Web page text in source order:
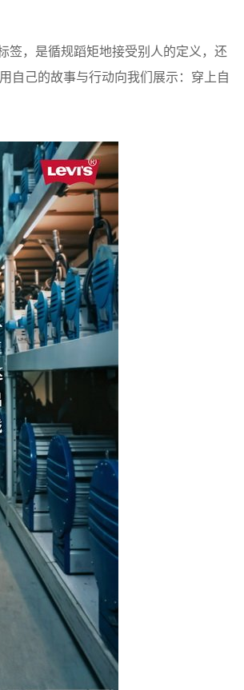
签，是循规蹈矩地接受别人的定义，还
自己的故事与行动向我们展示：穿上自